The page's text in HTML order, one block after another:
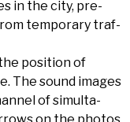
in the city, pre­
tem­po­ra­ry traf­
posi­ti­on of
The sound images
of simul­ta­